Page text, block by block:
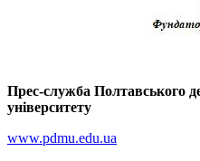
Прес-служба Полтавського
університету
www.pdmu.edu.ua